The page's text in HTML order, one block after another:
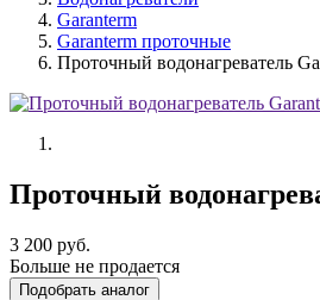
Garanterm
Garanterm проточные
Проточный водонагреватель
Проточный
3 200 руб.
Больше не продается
Подобрать аналог